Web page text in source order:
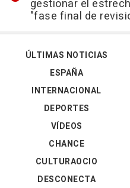
gestionar el
"fase final de
ÚLTIMAS NOTICIAS
ESPAÑA
INTERNACIONAL
DEPORTES
VÍDEOS
CHANCE
CULTURAOCIO
DESCONECTA